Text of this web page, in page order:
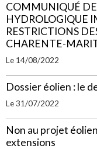
COMMUNIQUÉ DE
HYDROLOGIQUE
RESTRICTIONS
CHARENTE-
Le 14/08/2022
Dossier éolien : le
Le 31/07/2022
Non au projet
extensions